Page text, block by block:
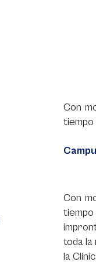
Con
tiempo
Con
toda la
la